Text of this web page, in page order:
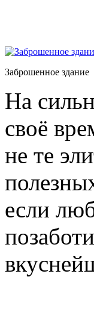
Заброшенное здание
На
своё
не те
если